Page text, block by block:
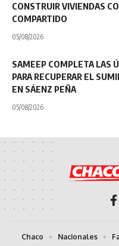
CONSTRUIR VIVIENDAS
COMPARTIDO
05/08/2026
SAMEEP COMPLETA LAS
PARA RECUPERAR EL
EN SÁENZ PEÑA
05/08/2026
Chaco Nacionales